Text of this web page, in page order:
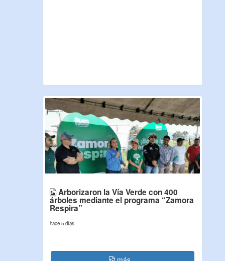
Arborizaron la Vía Verde con 400
árboles mediante el programa “Zamora
Respira”
hace 5 días